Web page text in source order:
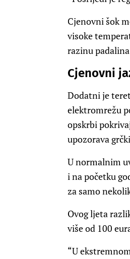
Cjenovni šok
visoke
razinu
Cjenovni
Dodatni je
elektromrežu
opskrbi
upozorava
U normalnim
i na početku
za samo
Ovog ljeta
više od 100
“U